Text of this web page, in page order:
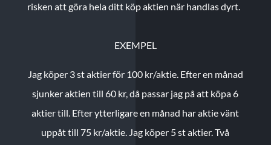
risken att göra hela ditt köp aktien när handlas dyrt.
EXEMPEL
Jag köper 3 st aktier för 100 kr/aktie. Efter en månad
sjunker aktien till 60 kr, då passar jag på att köpa 6
aktier till. Efter ytterligare en månad har aktie vänt
uppåt till 75 kr/aktie. Jag köper 5 st aktier.Två